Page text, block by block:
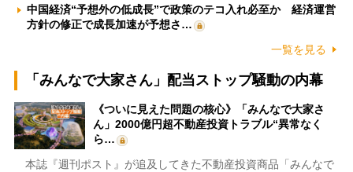
中国経済“予想外の低成長”で政策のテコ入れ必至か 経済運営
方針の修正で成長加速が予想さ…
一覧を見る
「みんなで大家さん」配当ストップ騒動の内幕
《ついに見えた問題の核心》「みんなで大家さ
ん」2000億円超不動産投資トラブル“異常なく
ら…
本誌『週刊ポスト』が追及してきた不動産投資商品「みんなで